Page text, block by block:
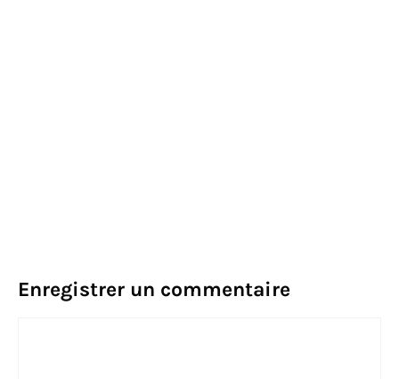
Enregistrer un commentaire